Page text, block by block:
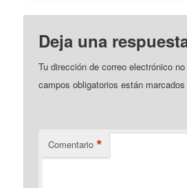
Deja una
Tu dirección de correo electrónico
campos obligatorios están
Comentario *